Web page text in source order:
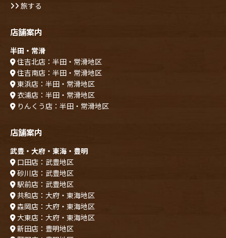
旅する
店舗案内
半田・常滑
住吉北店：半田・常滑地区
住吉南店：半田・常滑地区
東浜店：半田・常滑地区
衣浦店：半田・常滑地区
りんくう店：半田・常滑地区
店舗案内
武豊・大府・東海・豊明
口田店：武豊地区
砂川店：武豊地区
駅前店：武豊地区
共和店：大府・東海地区
森岡店：大府・東海地区
大東店：大府・東海地区
新田店：豊明地区